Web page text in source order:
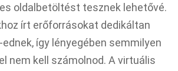
oldalbetöltést tesznek lehetővé.
írt erőforrásokat dedikáltan
így lényegében semmilyen
nem kell számolnod. A virtuális